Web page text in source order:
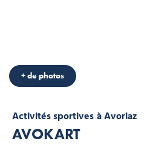
Activités sportivesà Avoriaz
AVOKART
+ de photos